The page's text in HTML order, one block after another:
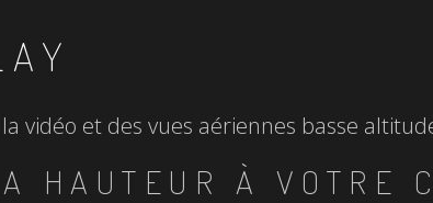
vidéo et des vues aériennes basse
HAUTEUR À VOTRE